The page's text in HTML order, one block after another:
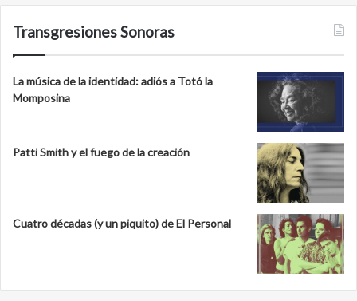
Transgresiones Sonoras
La música de la identidad: adiós a Totó la
Momposina
Patti Smith y el fuego de la creación
Cuatro décadas (y un piquito) de El Personal